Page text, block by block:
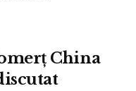
China